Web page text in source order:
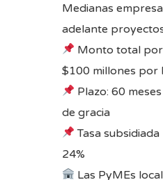
Medianas
adelante
Monto total
$100 millones por
Plazo: 60
de gracia
Tasa subsidiada
24%
Las PyMEs